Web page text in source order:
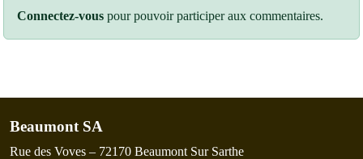
Connectez-vous pour pouvoir participer aux commentaires.
Beaumont SA
Rue des Voves – 72170 Beaumont Sur Sarthe